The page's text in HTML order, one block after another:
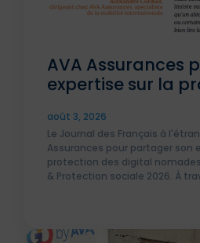
AVA Assurances
expertise sur la
Journal des
l’étranger
août 3, 2026
Le Journal des Français à
Assurances pour partager son
protection des digital
& Protection sociale 2026. À
Assurances, découvrez les
travailleurs nomades,